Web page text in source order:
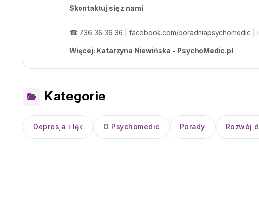
Skontaktuj się z nami
☎ 736 36 36 36 | facebook.com/poradniapsychomedic
Więcej: Katarzyna Niewińska - PsychoMedic.pl
Kategorie
Depresja i lęk O Psychomedic Porady Rozwój